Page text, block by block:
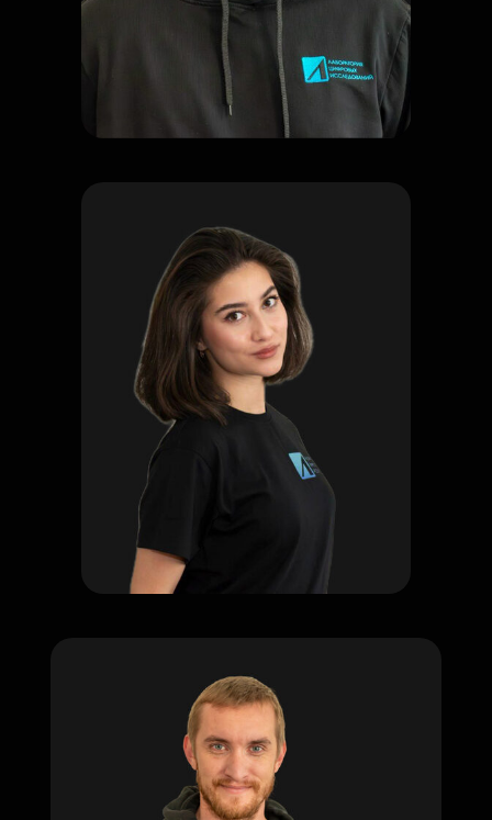
Более 10 лет опыта
в сфере компьютерно-
проведении сложных
компьютерно-